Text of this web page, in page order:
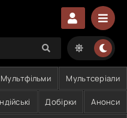
Мультфільми Мультсеріали
Добірки Анонси